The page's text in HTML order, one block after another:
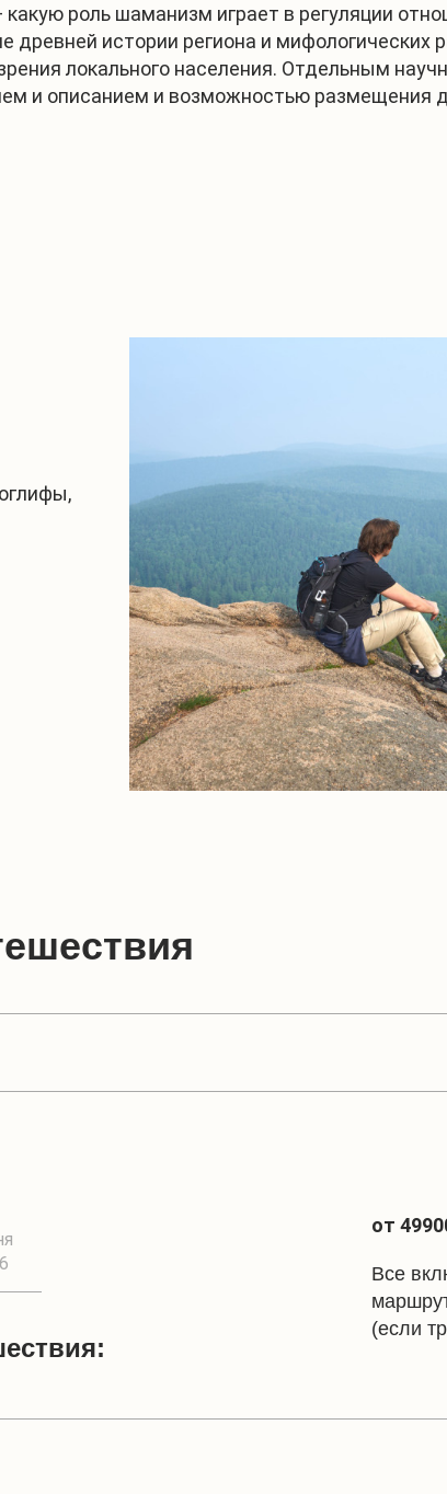
роль шаманизм играет в регуляции
древней истории региона и
локального населения. Отдельным
и описанием и возможностью
исследований сибирского
погрузят в материальную и
кочевников, позволят глубже
увиденное в путешествии.
от
Все
(если